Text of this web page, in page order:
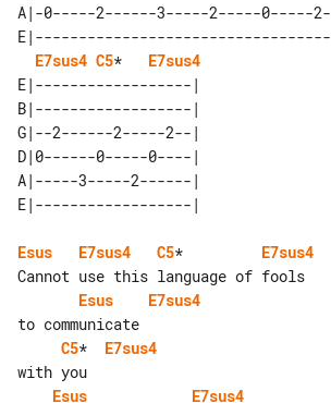
A|-0-----2------3-----2-----0-----2-
E|----------------------------------
E7sus4 C5* E7sus4
E|------------------|
B|------------------|
G|--2------2-----2--|
D|0------0-----0----|
A|-----3-----2------|
Esus E7sus4 C5* E7sus4
Esus
E7sus4
C5* E7sus4
Esus
E7sus4